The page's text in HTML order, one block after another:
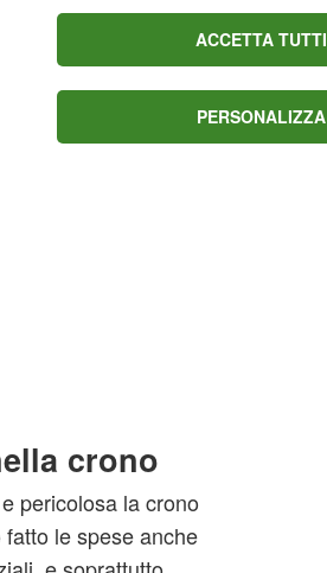
crono
pericolosa la crono
le spese anche
ACCETTA TUTTI
PERSONALIZZA